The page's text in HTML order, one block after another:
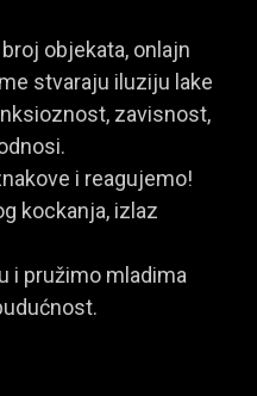
objekata, onlajn
stvaraju iluziju lake
zavisnost,
i reagujemo!
kockanja, izlaz
i pružimo mladima